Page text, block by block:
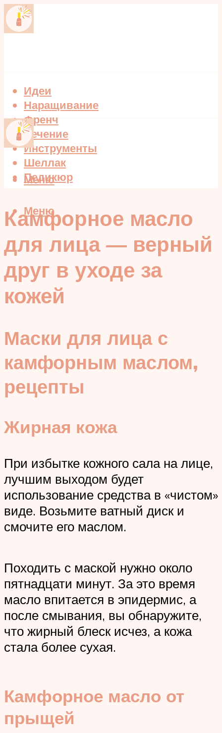
Идеи
Наращивание
Френч
Лечение
Инструменты
Шеллак
Педикюр
Меню
Меню
Камфорное масло
для лица — верный
друг в уходе за
кожей
Маски для лица с
камфорным маслом,
рецепты
Жирная кожа
При избытке кожного сала на лице,
лучшим выходом будет
использование средства в «чистом»
виде. Возьмите ватный диск и
смочите его маслом.
Походить с маской нужно около
пятнадцати минут. За это время
масло впитается в эпидермис, а
после смывания, вы обнаружите,
что жирный блеск исчез, а кожа
стала более сухая.
Камфорное масло от
прыщей